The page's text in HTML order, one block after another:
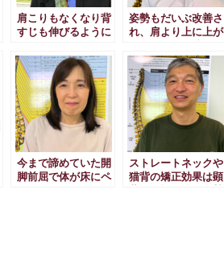
肩こりもなくなり背
すじも伸びるように
姿勢もだいぶ改善さ
れ、肩より上に上が
歳と伸ばせるまでに
なり、肩こりも無く
なりました！
今まで諦めていた開
脚前屈で体が床にペ
ストレートネックや
猫背の矯正効果は顕